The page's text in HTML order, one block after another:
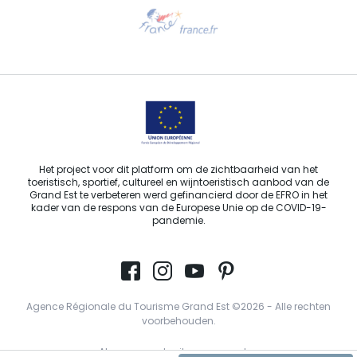
Stuur ons een e-mail
Het project voor dit platform om de zichtbaarheid van het
toeristisch, sportief, cultureel en wijntoeristisch aanbod van de
Grand Est te verbeteren werd gefinancierd door de EFRO in het
kader van de respons van de Europese Unie op de COVID-19-
pandemie.
Agence Régionale du Tourisme Grand Est ©2026 - Alle rechten
voorbehouden.
Algemene gebruiksvoorwaarden